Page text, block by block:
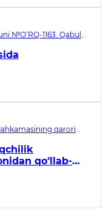
№O‘RQ-1163. Qabul
qarori
qo‘llab-